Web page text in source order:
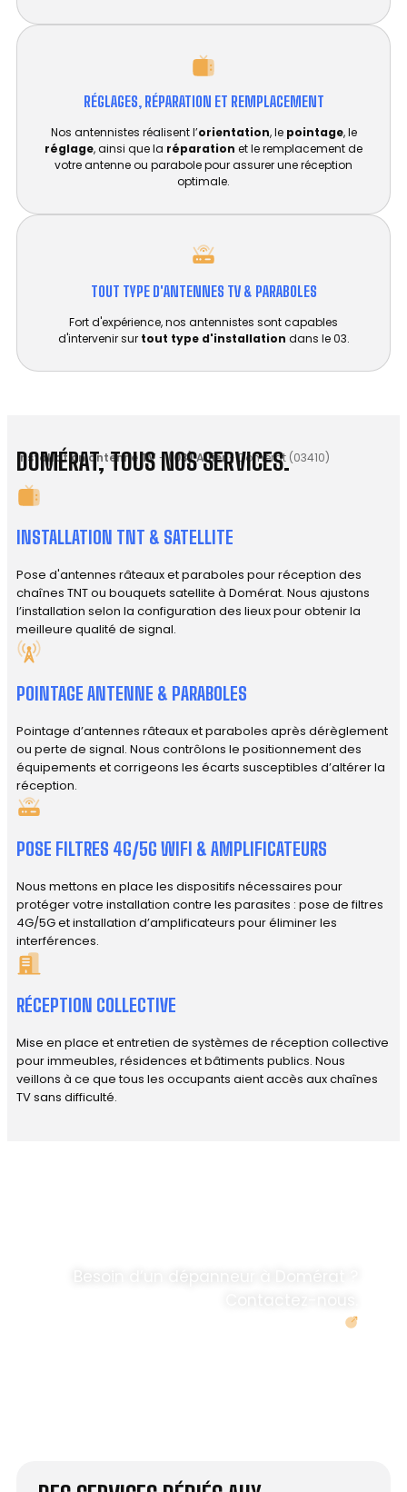
RÉGLAGES, RÉPARATION ET REMPLACEMENT​
Nos antennistes réalisent l’orientation, le pointage, le
réglage, ainsi que la réparation et le remplacement de
votre antenne ou parabole pour assurer une réception
optimale.
TOUT TYPE D'ANTENNES TV & PARABOLES
Fort d'expérience, nos antennistes sont capables
d'intervenir sur tout type d'installation dans le 03.
Installation antenne TV-(03) Allier-Domérat (03410)
DOMÉRAT, TOUS NOS SERVICES.
INSTALLATION TNT & SATELLITE
Pose d'antennes râteaux et paraboles pour réception des
chaînes TNT ou bouquets satellite à Domérat. Nous ajustons
l’installation selon la configuration des lieux pour obtenir la
meilleure qualité de signal.
POINTAGE ANTENNE & PARABOLES
Pointage d’antennes râteaux et paraboles après dérèglement
ou perte de signal. Nous contrôlons le positionnement des
équipements et corrigeons les écarts susceptibles d’altérer la
réception.
POSE FILTRES 4G/5G WIFI & AMPLIFICATEURS
Nous mettons en place les dispositifs nécessaires pour
protéger votre installation contre les parasites : pose de filtres
4G/5G et installation d’amplificateurs pour éliminer les
interférences.
RÉCEPTION COLLECTIVE
Mise en place et entretien de systèmes de réception collective
pour immeubles, résidences et bâtiments publics. Nous
veillons à ce que tous les occupants aient accès aux chaînes
TV sans difficulté.
Besoin d’un dépanneur à Domérat ?